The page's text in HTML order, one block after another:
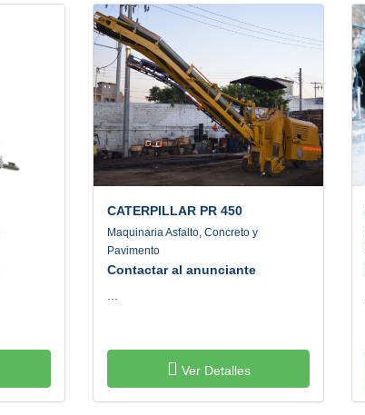
CATERPILLAR PR 450
Maquinaria Asfalto, Concreto y
Pavimento
Contactar al anunciante
Ver Detalles